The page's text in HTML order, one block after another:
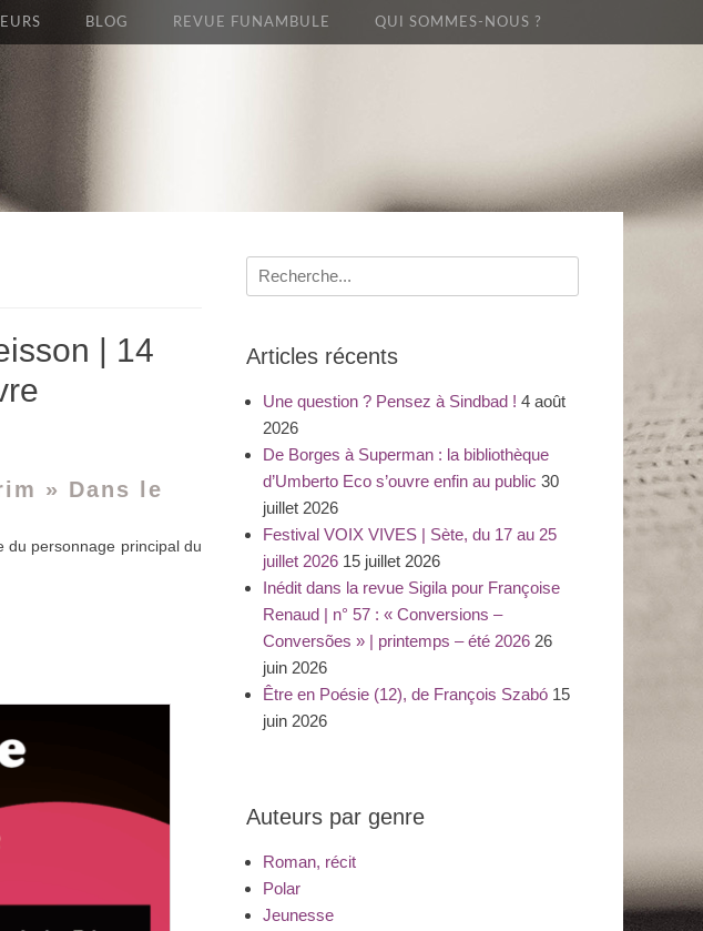
BLOG REVUE FUNAMBULE QUI SOMMES-NOUS ?
| 14
» Dans le
du personnage principal du
Recherche
pour
Articles récents
Une question ? Pensez à Sindbad ! 4 août
2026
De Borges à Superman : la bibliothèque
d’Umberto Eco s’ouvre enfin au public 30
juillet 2026
Festival VOIX VIVES | Sète, du 17 au 25
juillet 2026 15 juillet 2026
Inédit dans la revue Sigila pour Françoise
Renaud | n° 57 : « Conversions –
Conversões » | printemps – été 2026 26
juin 2026
Être en Poésie (12), de François Szabó 15
juin 2026
Auteurs par genre
Roman, récit
Polar
Jeunesse